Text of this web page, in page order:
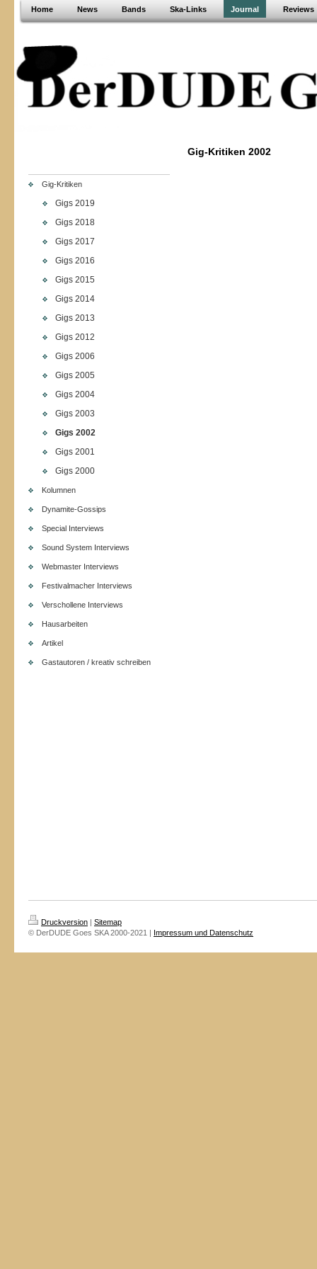
Home News Bands Ska-Links Journal Reviews
Gig-Kritiken
Gigs 2019
Gigs 2018
Gigs 2017
Gigs 2016
Gigs 2015
Gigs 2014
Gigs 2013
Gigs 2012
Gigs 2006
Gigs 2005
Gigs 2004
Gigs 2003
Gigs 2002
Gigs 2001
Gigs 2000
Kolumnen
Dynamite-Gossips
Special Interviews
Sound System Interviews
Webmaster Interviews
Festivalmacher Interviews
Verschollene Interviews
Hausarbeiten
Artikel
Gastautoren / kreativ schreiben
Gig-Kritiken 2002
Druckversion | Sitemap
© DerDUDE Goes SKA 2000-2021 | Impressum und Datenschutz